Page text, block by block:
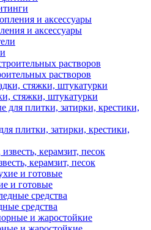
и аксессуары
растворов
стяжки, штукатурки
плитки, затирки, крестики,
керамзит, песок
и готовые
средства